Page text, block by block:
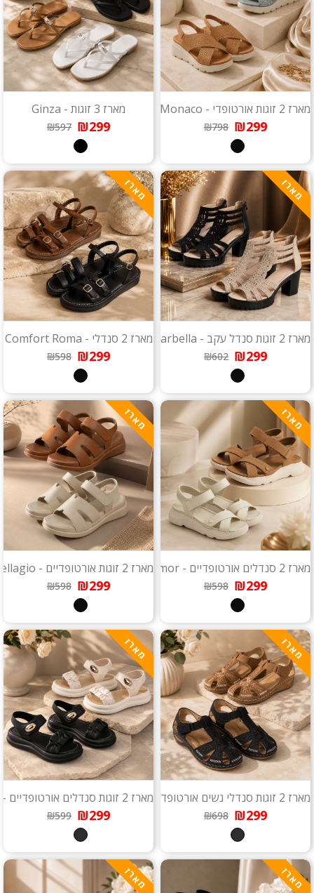
מארז 2 זוגות אורטופדי - Monaco
₪299
₪798
מארז 3 זוגות - Ginza
₪299
₪597
מארז
מארז 2 זוגות סנדל עקב - Marbella
₪299
₪602
מארז
מארז 2 סנדלי - Comfort Roma
₪299
₪598
מארז
מארז 2 סנדלים אורטופדיים - Amor
₪299
₪598
מארז
מארז 2 זוגות אורטופדיים - Bellagio
₪299
₪598
מארז
מארז 2 זוגות סנדלי נשים אורטופדיים - Toscana
₪299
₪698
מארז
מארז 2 זוגות סנדלים אורטופדיים - Monaco
₪299
₪599
מארז מארז